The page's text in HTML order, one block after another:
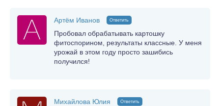
Артём Иванов Ответить
Пробовал обрабатывать картошку
фитоспорином, результаты классные. У меня
урожай в этом году просто зашибись
получился!
Михайлова Юлия Ответить